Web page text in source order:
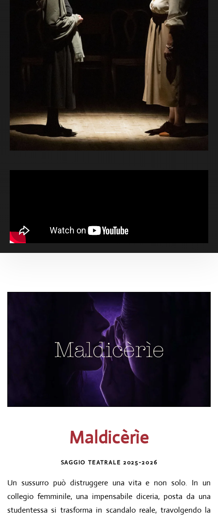
Maldicèrìe
SAGGIO TEATRALE 2025-2026
Un sussurro può distruggere una vita e non solo. In un
collegio femminile, una impensabile diceria, posta da una
studentessa si trasforma in scandalo reale, travolgendo la